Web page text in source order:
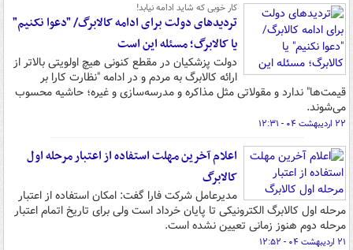
کار خوبی که شاید ادامه نیابد!
تردیدهای دولت برای ادامه کالابرگ/ "دعوا نکنیم"
یا کالابرگ؛ مسئله این است
دولت پزشکیان در مقطع کنونی هیچ اولویتی بالاتر از
ارائه کالابرگ به مردم و در ادامه "نظارت کارا بر
قیمت‌ها" ندارد و مقولاتی مثل مذاکره و مدرسه‌سازی و غیره؛ حاشیه محسوب
می‌شوند.
۲۲ اردیبهشت ۰۴ - ۱۲:۳۱
اعلام آخرین مهلت استفاده از اعتبار مرحله اول
کالابرگ
مدیرعامل شرکت فارا گفت: امکان استفاده از اعتبار
مرحله اول کالابرگ الکترونیکی تا پایان خرداد است ولی برای تاریخ اتمام اعتبار
مرحله دوم هنوز زمانی تعیین نشده است.
۲۱ اردیبهشت ۰۴ - ۱۲:۵۲